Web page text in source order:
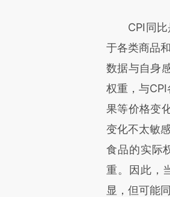
CPI同比是
于各类商品
数据与自身
权重，与
果等价格变
变化不太敏
食品的实际
重。因此，
显，但可能